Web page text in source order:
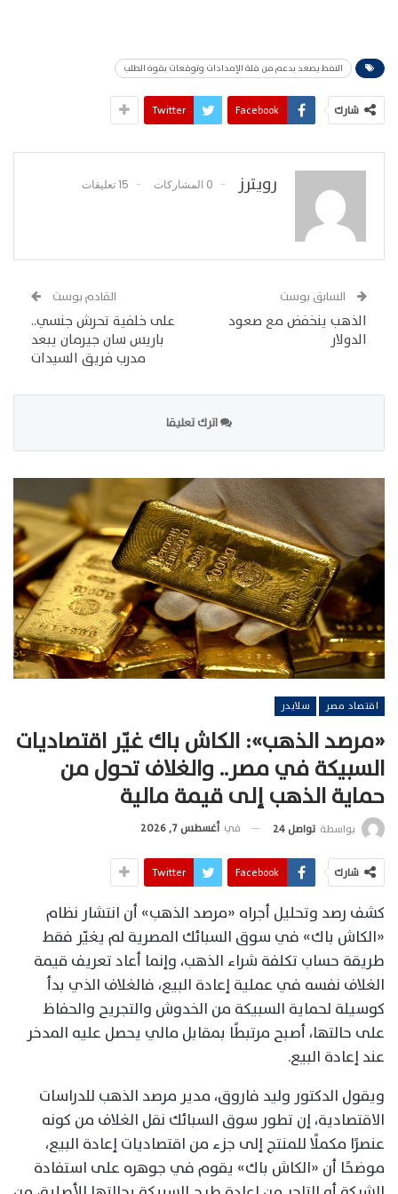
النفط يصعد بدعم من قلة الإمدادات وتوقعات بقوة الطلب
شارك Facebook
Twitter
رويترز 0 المشاركات 15 تعليقات
السابق بوست
الذهب ينخفض مع صعود
الدولار
القادم بوست
على خلفية تحرش جنسي..
باريس سان جيرمان يبعد
مدرب فريق السيدات
اترك تعليقا
اقتصاد مصر سلايدر
«مرصد الذهب»: الكاش باك غيّر اقتصاديات
السبيكة في مصر.. والغلاف تحول من
حماية الذهب إلى قيمة مالية
بواسطة تواصل 24 في أغسطس 7, 2026
شارك Facebook
Twitter
كشف رصد وتحليل أجراه «مرصد الذهب» أن انتشار نظام
«الكاش باك» في سوق السبائك المصرية لم يغيّر فقط
طريقة حساب تكلفة شراء الذهب، وإنما أعاد تعريف قيمة
الغلاف نفسه في عملية إعادة البيع، فالغلاف الذي بدأ
كوسيلة لحماية السبيكة من الخدوش والتجريح والحفاظ
على حالتها، أصبح مرتبطًا بمقابل مالي يحصل عليه المدخر
عند إعادة البيع.
ويقول الدكتور وليد فاروق، مدير مرصد الذهب للدراسات
الاقتصادية، إن تطور سوق السبائك نقل الغلاف من كونه
عنصرًا مكملًا للمنتج إلى جزء من اقتصاديات إعادة البيع،
موضحًا أن «الكاش باك» يقوم في جوهره على استفادة